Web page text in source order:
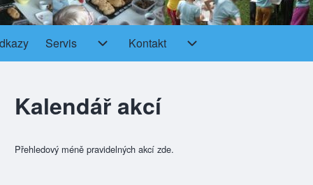
Servis Kontakt
Kalendář akcí
Přehledový méně pravidelných akcí zde.